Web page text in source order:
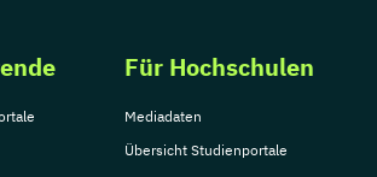
gesangspädagogisches Studium
Für Hochschulen
Mediadaten
Übersicht Studienportale